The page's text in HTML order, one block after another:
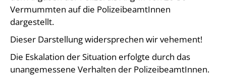
Vermummten auf die PolizeibeamtInnen
dargestellt.
Dieser Darstellung widersprechen wir vehement!
Die Eskalation der Situation erfolgte durch das
unangemessene Verhalten der PolizeibeamtInnen.